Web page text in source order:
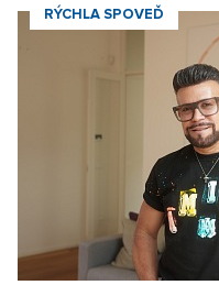
RÝCHLA SPOVEĎ